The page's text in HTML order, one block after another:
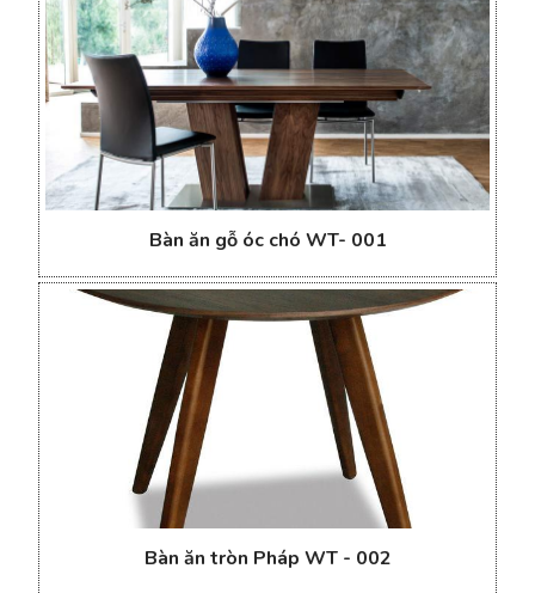
Bàn ăn gỗ óc chó WT- 001
Bàn ăn tròn Pháp WT - 002